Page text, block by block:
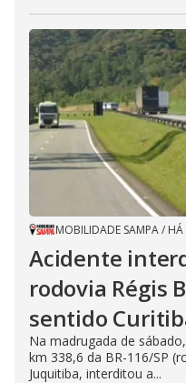
MOBILIDADE SAMPA/ HÁ
Acidente
rodovia Régis
sentido
Na madrugada de
km 338,6 da BR-116/SP
Juquitiba, interditou a...